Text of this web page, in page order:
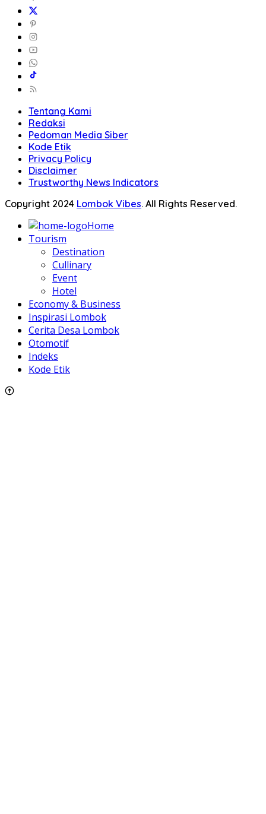
Tentang Kami
Redaksi
Pedoman Media Siber
Kode Etik
Privacy Policy
Disclaimer
Trustworthy News Indicators
Copyright 2024 Lombok Vibes. All Rights Reserved.
Home
Tourism
Destination
Cullinary
Event
Hotel
Economy & Business
Inspirasi Lombok
Cerita Desa Lombok
Otomotif
Indeks
Kode Etik